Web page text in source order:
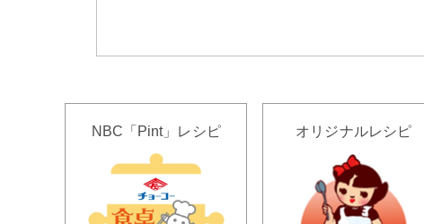
NBC「Pint」レシピ オリジナルレシピ